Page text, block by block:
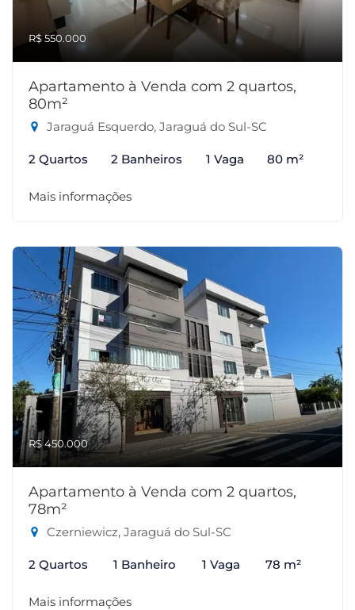
R$ 550.000
Apartamento à Venda com 2 quartos,
80m²
Jaraguá Esquerdo, Jaraguá do Sul-SC
2 Quartos 2 Banheiros 1 Vaga 80 m²
Mais informações
R$ 450.000
Apartamento à Venda com 2 quartos,
78m²
Czerniewicz, Jaraguá do Sul-SC
2 Quartos 1 Banheiro 1 Vaga 78 m²
Mais informações